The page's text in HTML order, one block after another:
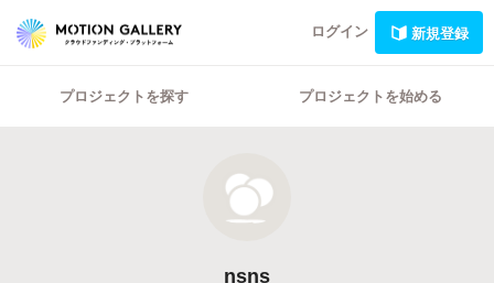
ログイン 新規登録
プロジェクトを探す プロジェクトを始める
nsns